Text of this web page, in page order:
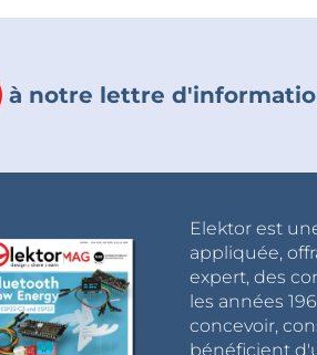
à notre lettre
Elektor est
appliquée,
expert, des
les années
concevoir,
bénéficient